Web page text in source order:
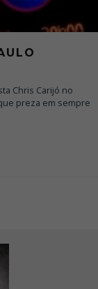
Chris Carijó no
preza em sempre